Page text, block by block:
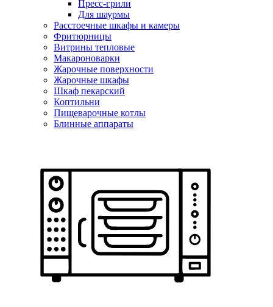
Пресс-грили
Для шаурмы
Расстоечные шкафы и камеры
Фритюрницы
Витрины тепловые
Макароноварки
Жарочные поверхности
Жарочные шкафы
Шкаф пекарский
Коптильни
Пищеварочные котлы
Блинные аппараты